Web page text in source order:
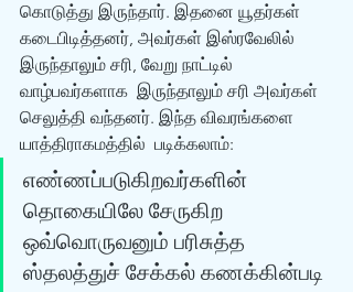
கொடுத்து இருந்தார். இதனை யூதர்கள்
கடைபிடித்தனர், அவர்கள் இஸ்ரவேலில்
இருந்தாலும் சரி, வேறு நாட்டில்
வாழ்பவர்களாக  இருந்தாலும் சரி அவர்கள்
செலுத்தி வந்தனர். இந்த விவரங்களை
யாத்திராகமத்தில்  படிக்கலாம்:
எண்ணப்படுகிறவர்களின்
தொகையிலே சேருகிற
ஒவ்வொருவனும் பரிசுத்த
ஸ்தலத்துச் சேக்கல் கணக்கின்படி